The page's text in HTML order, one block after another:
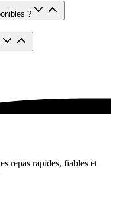
?
repas rapides, fiables et